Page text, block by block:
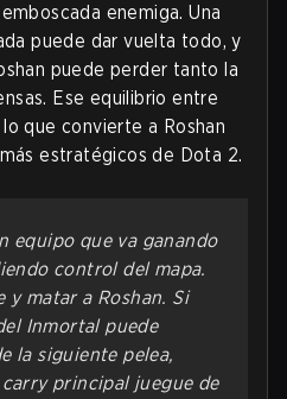
enemiga. Una
puede dar vuelta todo, y
puede perder tanto la
Ese equilibrio entre
que convierte a Roshan
estratégicos de Dota 2.
equipo que va ganando
control del mapa.
y matar a Roshan. Si
Inmortal puede
la siguiente pelea,
principal juegue de